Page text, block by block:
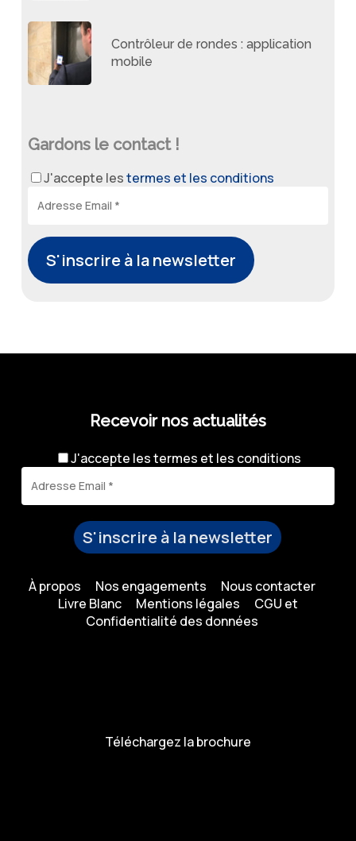
Contrôleur de rondes : application
mobile
Gardons le contact !
J'accepte lestermes et les conditions
Recevoir nos actualités
J'accepte lestermes et les conditions
À propos Nos engagements
Nous contacter
Livre Blanc
Mentions légales
CGU et
Confidentialité des données
Téléchargez la brochure